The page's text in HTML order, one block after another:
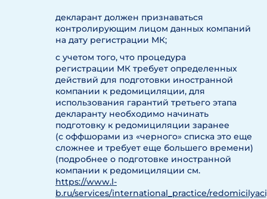
декларант должен признаваться
контролирующим лицом данных компаний
на дату регистрации МК;
с учетом того, что процедура
регистрации МК требует определенных
действий для подготовки иностранной
компании к редомициляции, для
использования гарантий третьего этапа
декларанту необходимо начинать
подготовку к редомициляции заранее
(с оффшорами из «черного» списка это еще
сложнее и требует еще большего времени)
(подробнее о подготовке иностранной
компании к редомициляции см.
https://www.l-
b.ru/services/international_practice/